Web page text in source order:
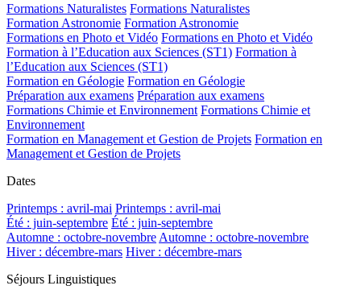
Formations Naturalistes Formations Naturalistes
Formation Astronomie Formation Astronomie
Formations en Photo et Vidéo Formations en Photo et Vidéo
Formation à l’Education aux Sciences (ST1) Formation à
l’Education aux Sciences (ST1)
Formation en Géologie Formation en Géologie
Préparation aux examens Préparation aux examens
Formations Chimie et Environnement Formations Chimie et
Environnement
Formation en Management et Gestion de Projets Formation en
Management et Gestion de Projets
Dates
Printemps : avril-mai Printemps : avril-mai
Été : juin-septembre Été : juin-septembre
Automne : octobre-novembre Automne : octobre-novembre
Hiver : décembre-mars Hiver : décembre-mars
Séjours Linguistiques